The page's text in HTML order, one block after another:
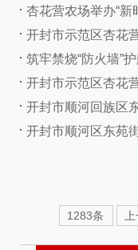
杏花营农场举办“
开封市示范区杏花
筑牢禁烧“防火墙”
开封市示范区杏花
开封市顺河回族区
开封市顺河区东苑
1283条